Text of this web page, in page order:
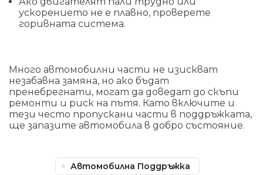
ускорението не е плавно, проверете
горивната система.
Много автомобилни части не изискват
незабавна замяна, но ако бъдат
пренебрегнати, могат да доведат до скъпи
ремонти и риск на пътя. Като включите и
тези често пропускани части в поддръжката,
ще запазите автомобила в добро състояние.
Автомобилна Поддръжка